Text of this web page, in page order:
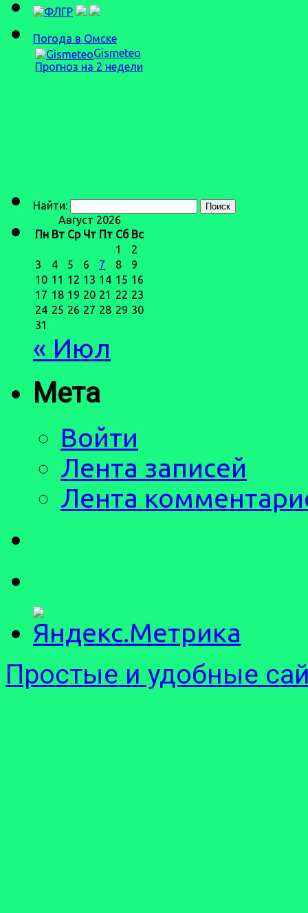
Погода в Омске
Gismeteo
Прогноз на 2 недели
Найти:
Август 2026
Пн Вт Ср Чт Пт Сб Вс
1
2
3
4 5 6 7 8
9
10 11 12 13 14 15 16
17 18 19 20 21 22 23
24 25 26 27 28 29 30
31
« Июл
Мета
Войти
Лента записей
Лента
Простые и удобные